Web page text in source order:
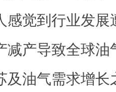
感觉到行业发展
减产导致全球
及油气需求增